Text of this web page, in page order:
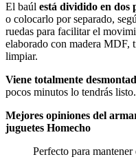
El baúl está dividido en dos
o colocarlo por separado,
ruedas para facilitar el
elaborado con madera MDF,
limpiar.
Viene totalmente
pocos minutos lo tendrás listo.
Mejores opiniones del
juguetes Homecho
Perfecto para